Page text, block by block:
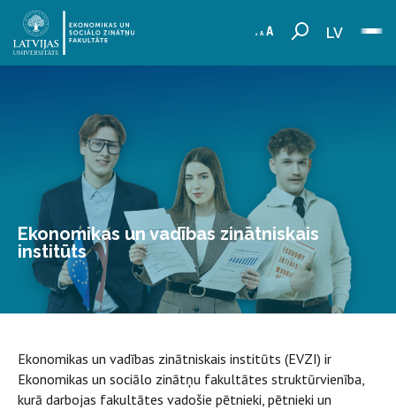
LV
Ekonomikas un vadības zinātniskais
institūts
Ekonomikas un vadības zinātniskais institūts (EVZI) ir
Ekonomikas un sociālo zinātņu fakultātes struktūrvienība,
kurā darbojas fakultātes vadošie pētnieki, pētnieki un